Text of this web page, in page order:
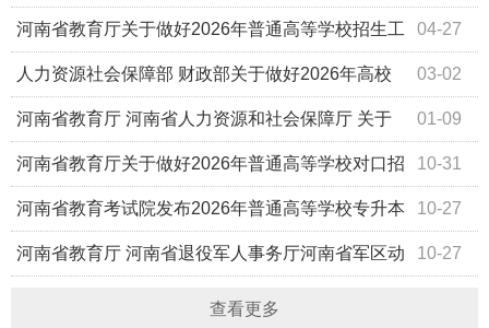
04-27
河南省教育厅关于做好2026年普通高等学校招生工
作的通知 03-02
人力资源社会保障部 财政部关于做好2026年高校
毕业生等青年就业工作的通知 01-09
河南省教育厅 河南省人力资源和社会保障厅 关于
做好全省2026届普通高校毕业生就业创业工作的通知10-31
河南省教育厅关于做好2026年普通高等学校对口招
收中等职业学校毕业生工作的通知 10-27
河南省教育考试院发布2026年普通高等学校专升本
考试招生工作实施办法 10-27
河南省教育厅 河南省退役军人事务厅河南省军区动
员局 关于做好2026年普通高等学校专升本考试招生工作的
查看更多